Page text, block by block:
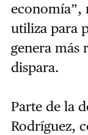
economía”,
utiliza para
genera más
dispara.
Parte de la
Rodríguez,